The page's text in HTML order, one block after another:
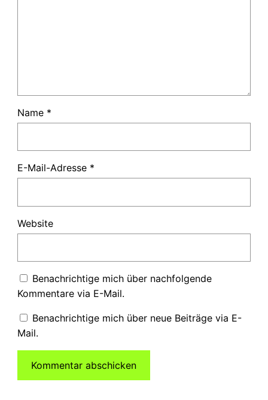
Name *
E-Mail-Adresse *
Website
Benachrichtige mich über nachfolgende
Kommentare via E-Mail.
Benachrichtige mich über neue Beiträge via E-
Mail.